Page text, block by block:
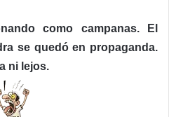
como campanas. El
se quedó en propaganda.
ni lejos.